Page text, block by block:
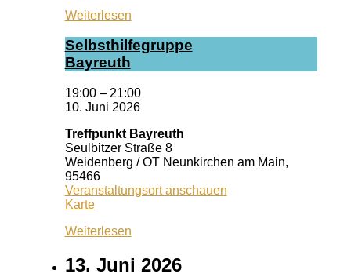
Weiterlesen
Selbst­hil­fe­grup­pe
Bay­reuth
19:00 – 21:00
10. Juni 2026
Treffpunkt Bayreuth
Seulbitzer Straße 8
Weidenberg / OT Neunkirchen am Main,
95466
Veranstaltungsort anschauen
KarteTreffpunkt
Weiterlesen
13. Juni 2026